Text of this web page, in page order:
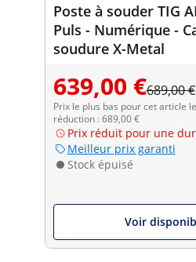
Poste à souder TIG
Puls - Numérique -
soudure X-Metal
639,00 €689,00 €
Prix le plus bas pour cet article
réduction : 689,00 €
Prix réduit pour une
Meilleur prix garanti
Stock épuisé
Voir